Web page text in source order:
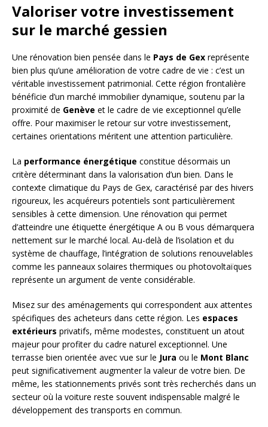
Valoriser votre investissement
sur le marché gessien
Une rénovation bien pensée dans le Pays de Gex représente
bien plus qu’une amélioration de votre cadre de vie : c’est un
véritable investissement patrimonial. Cette région frontalière
bénéficie d’un marché immobilier dynamique, soutenu par la
proximité de Genève et le cadre de vie exceptionnel qu’elle
offre. Pour maximiser le retour sur votre investissement,
certaines orientations méritent une attention particulière.
La performance énergétique constitue désormais un
critère déterminant dans la valorisation d’un bien. Dans le
contexte climatique du Pays de Gex, caractérisé par des hivers
rigoureux, les acquéreurs potentiels sont particulièrement
sensibles à cette dimension. Une rénovation qui permet
d’atteindre une étiquette énergétique A ou B vous démarquera
nettement sur le marché local. Au-delà de l’isolation et du
système de chauffage, l’intégration de solutions renouvelables
comme les panneaux solaires thermiques ou photovoltaïques
représente un argument de vente considérable.
Misez sur des aménagements qui correspondent aux attentes
spécifiques des acheteurs dans cette région. Les espaces
extérieurs privatifs, même modestes, constituent un atout
majeur pour profiter du cadre naturel exceptionnel. Une
terrasse bien orientée avec vue sur le Jura ou le Mont Blanc
peut significativement augmenter la valeur de votre bien. De
même, les stationnements privés sont très recherchés dans un
secteur où la voiture reste souvent indispensable malgré le
développement des transports en commun.